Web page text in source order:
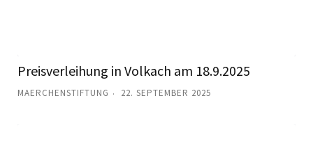
Preisverleihung in Volkach am 18.9.2025
MAERCHENSTIFTUNG 22. SEPTEMBER 2025